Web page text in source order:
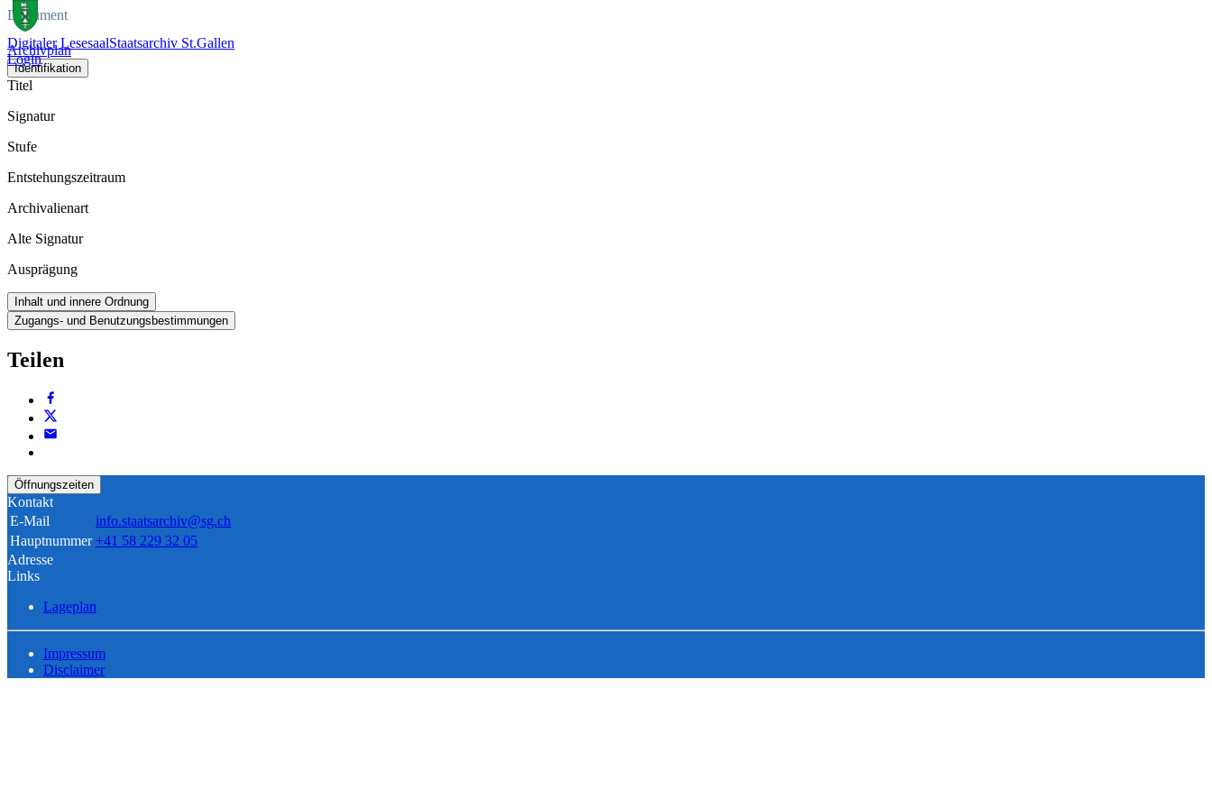
Digitaler LesesaalStaatsarchiv St.Gallen
Login
Dokument
Archivplan
Identifikation
Titel
Signatur
Stufe
Entstehungszeitraum
Archivalienart
Alte Signatur
Ausprägung
Inhalt und innere Ordnung
Zugangs- und Benutzungsbestimmungen
Teilen
Öffnungszeiten
Kontakt
E-Mail
info.staatsarchiv@sg.ch
Hauptnummer +41 58 229 32 05
Adresse
Links
Lageplan
Impressum
Disclaimer